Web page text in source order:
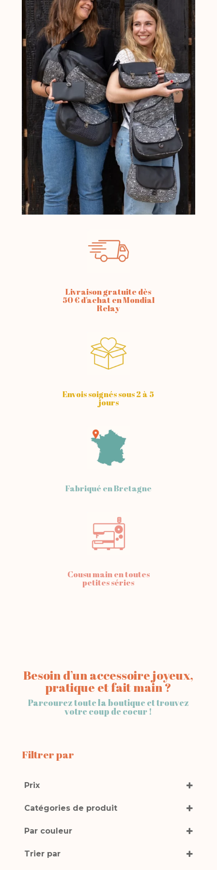
Livraison gratuite dès
50 € d'achat en Mondial
Relay
Envois soignés sous 2 à 5
jours
Fabriqué en Bretagne
Cousu main en toutes
petites séries
Besoin d’un accessoire joyeux,
pratique et fait main ?
Parcourez toute la boutique et trouvez
votre coup de coeur !
Filtrer par
Prix
Catégories de produit
Ceintures
Chouchous
Par couleur
Bleu
Trier par